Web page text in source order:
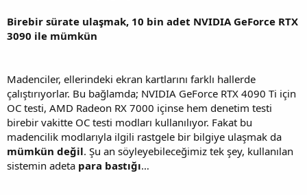
Birebir sürate ulaşmak, 10 bin adet NVIDIA GeForce RTX
3090 ile mümkün
Madenciler, ellerindeki ekran kartlarını farklı hallerde
çalıştırıyorlar. Bu bağlamda; NVIDIA GeForce RTX 4090 Ti için
OC testi, AMD Radeon RX 7000 içinse hem denetim testi
birebir vakitte OC testi modları kullanılıyor. Fakat bu
madencilik modlarıyla ilgili rastgele bir bilgiye ulaşmak da
mümkün değil. Şu an söyleyebileceğimiz tek şey, kullanılan
sistemin adeta para bastığı…